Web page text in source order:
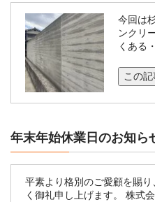
今回は
ンクリ
くある
この
年末年始休業日のお知ら
平素より格別のご愛顧を賜り
く御礼申し上げます。 株式